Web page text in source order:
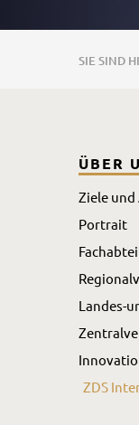
ÜBER
Ziele
Portrait
Landes-
ZDS